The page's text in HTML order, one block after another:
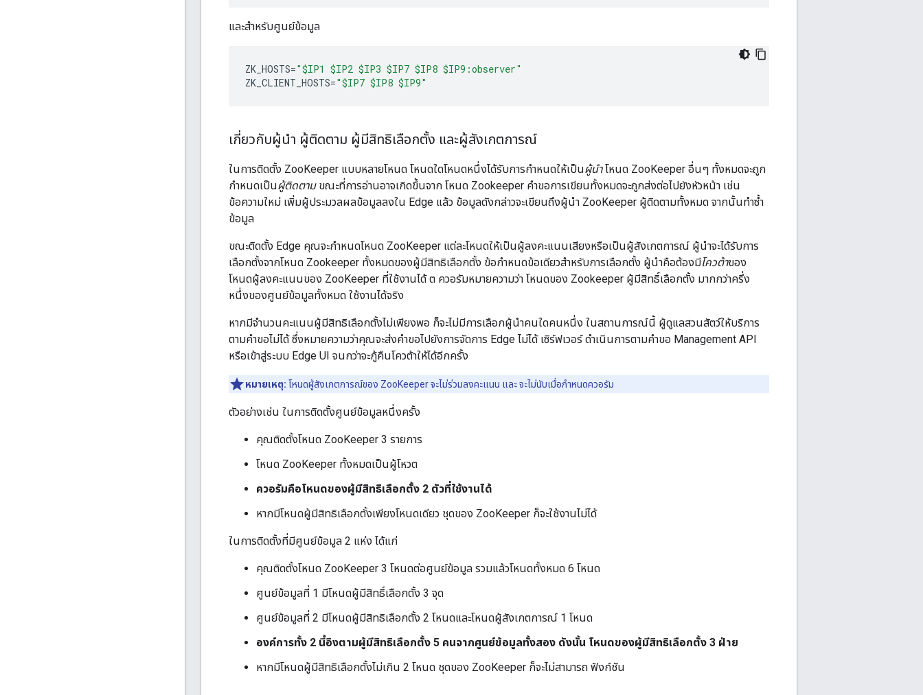
และสำหรับศูนย์ข้อมูล
ZK_HOSTS="$IP1 $IP2 $IP3 $IP7 $IP8 $IP9:observer"
ZK_CLIENT_HOSTS="$IP7 $IP8 $IP9"
เกี่ยวกับผู้นำ ผู้ติดตาม ผู้มีสิทธิเลือกตั้ง และผู้สังเกตการณ์
ในการติดตั้ง ZooKeeper แบบหลายโหนด โหนดใดโหนดหนึ่งได้รับการกำหนดให้เป็นผู้นำโหนด ZooKeeper อื่นๆ ทั้งหมดจะถูก
กำหนดเป็นผู้ติดตามขณะที่การอ่านอาจเกิดขึ้นจาก โหนด Zookeeper คำขอการเขียนทั้งหมดจะถูกส่งต่อไปยังหัวหน้า เช่น
ข้อความใหม่ เพิ่มผู้ประมวลผลข้อมูลลงใน Edge แล้ว ข้อมูลดังกล่าวจะเขียนถึงผู้นำ ZooKeeper ผู้ติดตามทั้งหมด จากนั้นทำซ้ำ
ข้อมูล
ขณะติดตั้ง Edge คุณจะกำหนดโหนด ZooKeeper แต่ละโหนดให้เป็นผู้ลงคะแนนเสียงหรือเป็นผู้สังเกตการณ์ ผู้นำจะได้รับการ
เลือกตั้งจากโหนด Zookeeper ทั้งหมดของผู้มีสิทธิเลือกตั้ง ข้อกำหนดข้อเดียวสำหรับการเลือกตั้ง ผู้นำคือต้องมีโควต้าของ
โหนดผู้ลงคะแนนของ ZooKeeper ที่ใช้งานได้ ต ควอรัมหมายความว่า โหนดของ Zookeeper ผู้มีสิทธิ์เลือกตั้ง มากกว่าครึ่ง
หนึ่งของศูนย์ข้อมูลทั้งหมด ใช้งานได้จริง
หากมีจำนวนคะแนนผู้มีสิทธิเลือกตั้งไม่เพียงพอ ก็จะไม่มีการเลือกผู้นำคนใดคนหนึ่ง ในสถานการณ์นี้ ผู้ดูแลสวนสัตว์ให้บริการ
ตามคำขอไม่ได้ ซึ่งหมายความว่าคุณจะส่งคำขอไปยังการจัดการ Edge ไม่ได้ เซิร์ฟเวอร์ ดำเนินการตามคำขอ Management API
หรือเข้าสู่ระบบ Edge UI จนกว่าจะกู้คืนโควต้าให้ได้อีกครั้ง
หมายเหตุ: โหนดผู้สังเกตการณ์ของ ZooKeeper จะไม่ร่วมลงคะแนน และ จะไม่นับเมื่อกำหนดควอรัม
ตัวอย่างเช่น ในการติดตั้งศูนย์ข้อมูลหนึ่งครั้ง
คุณติดตั้งโหนด ZooKeeper 3 รายการ
โหนด ZooKeeper ทั้งหมดเป็นผู้โหวต
ควอรัมคือโหนดของผู้มีสิทธิเลือกตั้ง 2 ตัวที่ใช้งานได้
หากมีโหนดผู้มีสิทธิเลือกตั้งเพียงโหนดเดียว ชุดของ ZooKeeper ก็จะใช้งานไม่ได้
ในการติดตั้งที่มีศูนย์ข้อมูล 2 แห่ง ได้แก่
คุณติดตั้งโหนด ZooKeeper 3 โหนดต่อศูนย์ข้อมูล รวมแล้วโหนดทั้งหมด 6 โหนด
ศูนย์ข้อมูลที่ 1 มีโหนดผู้มีสิทธิ์เลือกตั้ง 3 จุด
ศูนย์ข้อมูลที่ 2 มีโหนดผู้มีสิทธิเลือกตั้ง 2 โหนดและโหนดผู้สังเกตการณ์ 1 โหนด
องค์การทั้ง 2 นี้อิงตามผู้มีสิทธิเลือกตั้ง 5 คนจากศูนย์ข้อมูลทั้งสอง ดังนั้น โหนดของผู้มีสิทธิเลือกตั้ง 3 ฝ่าย
หากมีโหนดผู้มีสิทธิเลือกตั้งไม่เกิน 2 โหนด ชุดของ ZooKeeper ก็จะไม่สามารถ ฟังก์ชัน